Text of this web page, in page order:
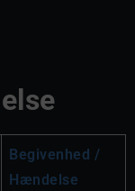
Begivenhed /
Hændelse